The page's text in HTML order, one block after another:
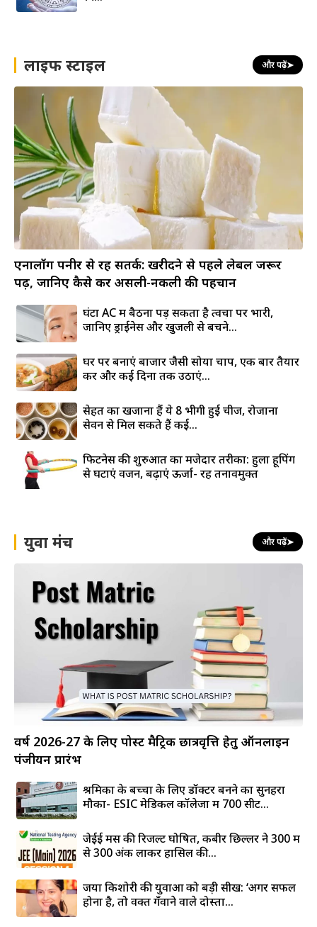
लाइफ स्टाइल और पढ़ें➤
एनालॉग पनीर से रहें सतर्क: खरीदने से पहले लेबल जरूर
पढ़ें, जानिए कैसे करें असली-नकली की पहचान
घंटों AC में बैठना पड़ सकता है त्वचा पर भारी,
जानिए ड्राईनेस और खुजली से बचने...
घर पर बनाएं बाजार जैसी सोया चाप, एक बार तैयार
करें और कई दिनों तक उठाएं...
सेहत का खजाना हैं ये 8 भीगी हुई चीजें, रोजाना
सेवन से मिल सकते हैं कई...
फिटनेस की शुरुआत का मजेदार तरीका: हुला हूपिंग
से घटाएं वजन, बढ़ाएं ऊर्जा- रहें तनावमुक्त
युवा मंच और पढ़ें➤
वर्ष 2026-27 के लिए पोस्ट मैट्रिक छात्रवृत्ति हेतु ऑनलाइन
पंजीयन प्रारंभ
श्रमिकों के बच्चों के लिए डॉक्टर बनने का सुनहरा
मौका- ESIC मेडिकल कॉलेजों में 700 सीटें...
जेईई मेंस की रिजल्ट घोषित, कबीर छिल्लर ने 300 में
से 300 अंक लाकर हासिल की...
जया किशोरी की युवाओं को बड़ी सीख: ‘अगर सफल
होना है, तो वक्त गँवाने वाले दोस्तों...